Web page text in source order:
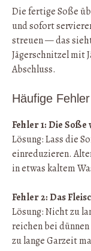
Die fertige Soße
und sofort
streuen — das
Jägerschnitzel mit
Abschluss.
Häufige
Fehler 1: Die
Lösung: Lass die
einreduzieren.
in etwas kaltem
Fehler 2: Das
Lösung: Nicht zu
reichen bei
zu lange Garzeit